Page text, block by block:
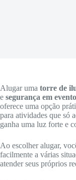
Alugar uma torre de
e segurança em
oferece uma opção
para atividades que só
ganha uma luz forte e
Ao escolher alugar,
facilmente a várias
atender seus próprios